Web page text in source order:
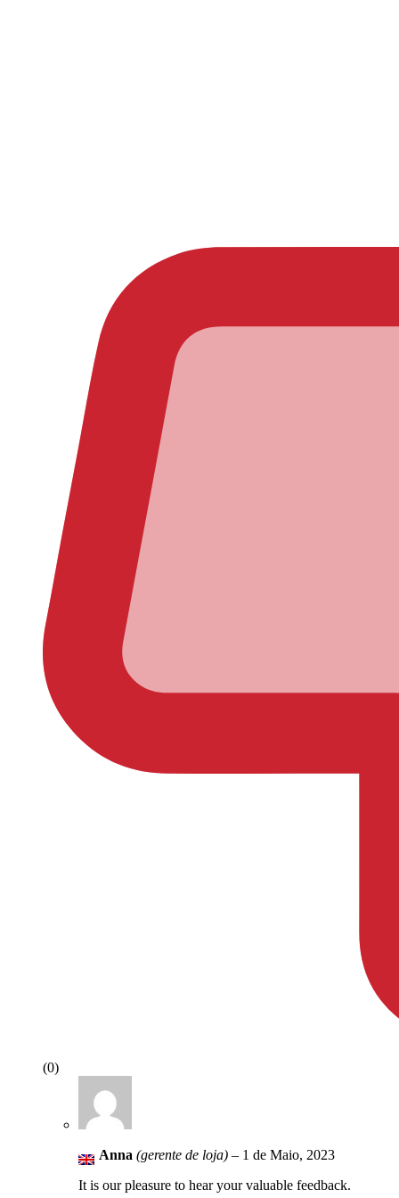
(0)
Anna (gerente de loja) – 1 de Maio, 2023
It is our pleasure to hear your valuable feedback.